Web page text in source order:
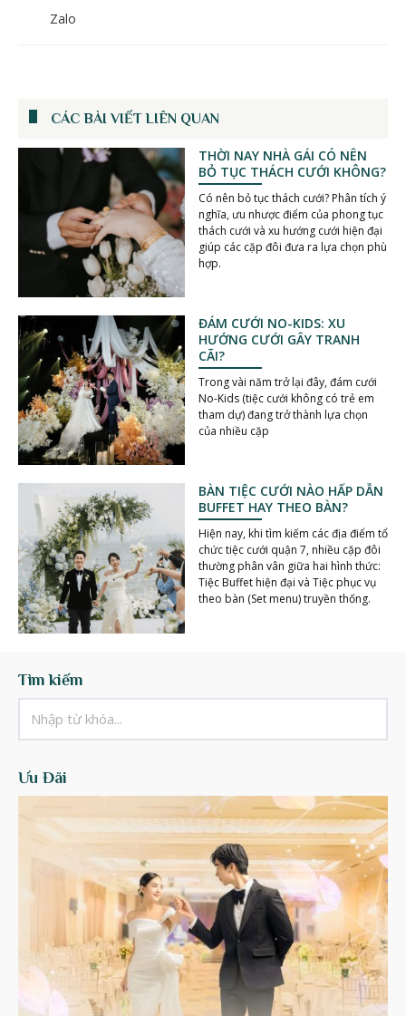
Zalo
CÁC BÀI VIẾT LIÊN QUAN
THỜI NAY NHÀ GÁI CÓ NÊN
BỎ TỤC THÁCH CƯỚI KHÔNG?
Có nên bỏ tục thách cưới? Phân tích ý
nghĩa, ưu nhược điểm của phong tục
thách cưới và xu hướng cưới hiện đại
giúp các cặp đôi đưa ra lựa chọn phù
hợp.
ĐÁM CƯỚI NO-KIDS: XU
HƯỚNG CƯỚI GÂY TRANH
CÃI?
Trong vài năm trở lại đây, đám cưới
No-Kids (tiệc cưới không có trẻ em
tham dự) đang trở thành lựa chọn
của nhiều cặp
BÀN TIỆC CƯỚI NÀO HẤP DẪN
BUFFET HAY THEO BÀN?
Hiện nay, khi tìm kiếm các địa điểm tổ
chức tiệc cưới quận 7, nhiều cặp đôi
thường phân vân giữa hai hình thức:
Tiệc Buffet hiện đại và Tiệc phục vụ
theo bàn (Set menu) truyền thống.
Tìm kiếm
Ưu Đãi